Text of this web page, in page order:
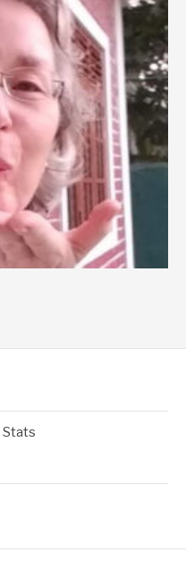
Stats